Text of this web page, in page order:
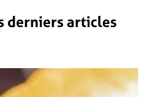
derniers articles